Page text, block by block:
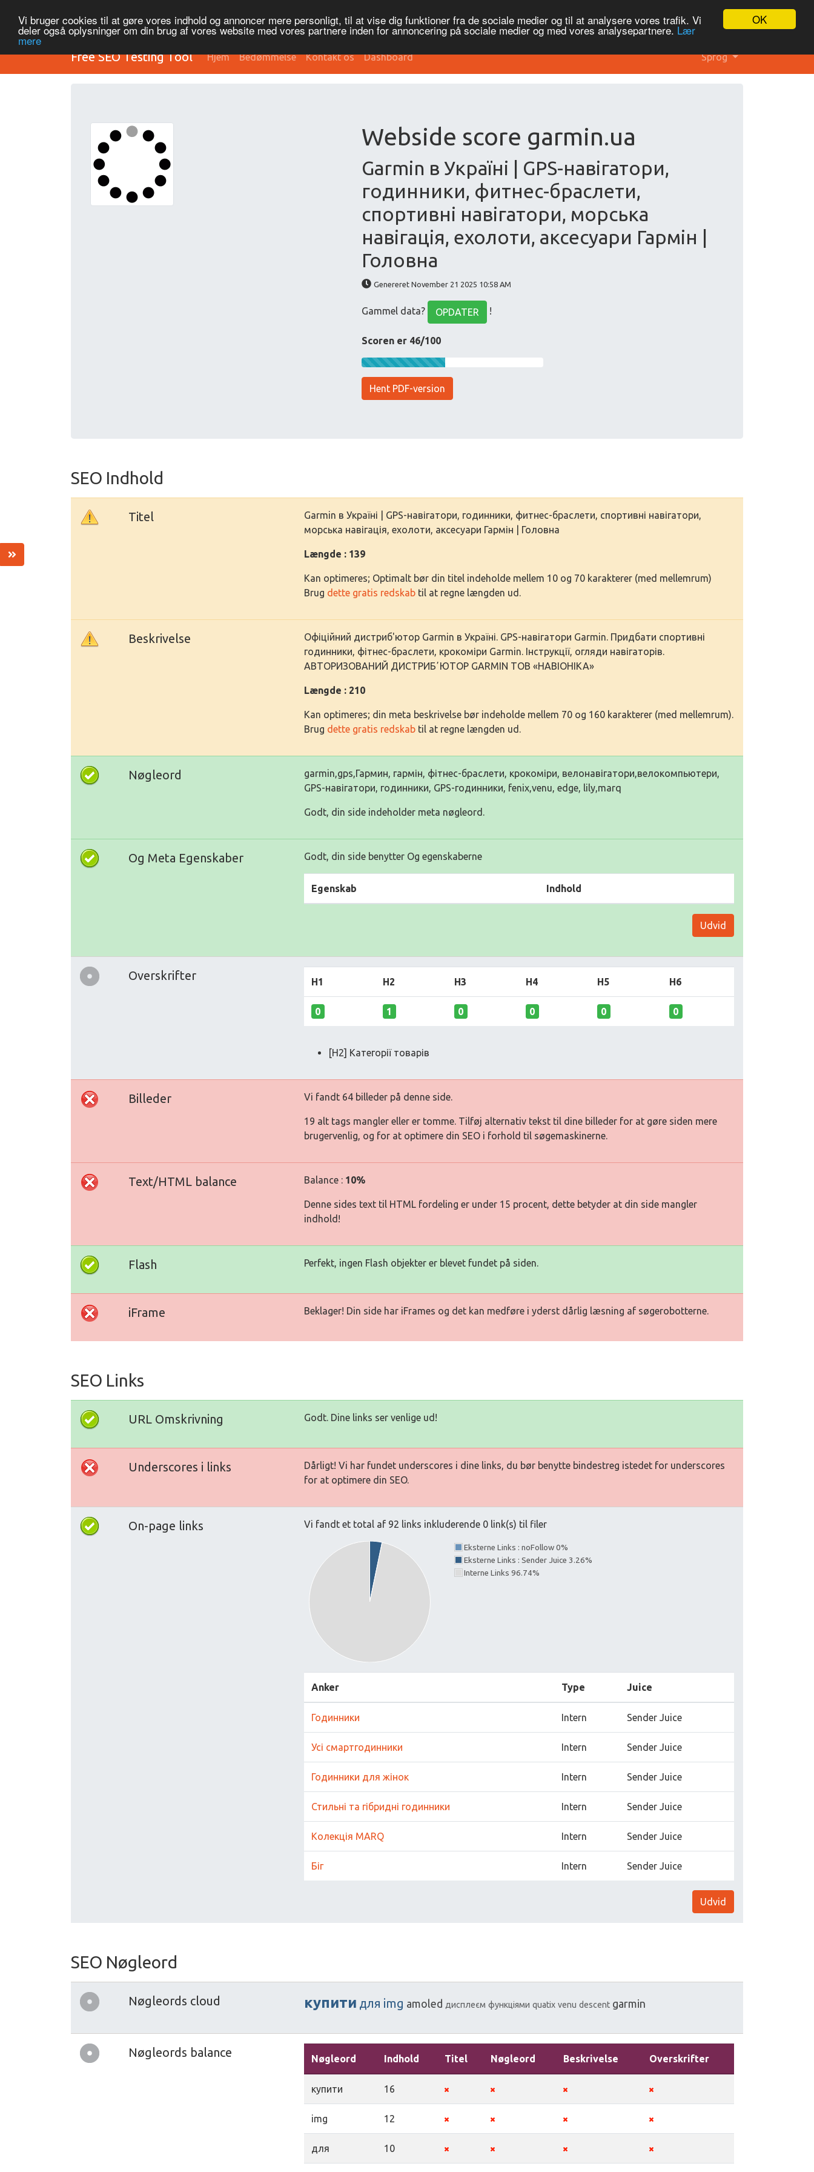
OK
Vi bruger cookies til at gøre vores indhold og annoncer mere personligt, til at vise dig funktioner fra de sociale medier og til at analysere vores trafik. Vi
deler også oplysninger om din brug af vores website med vores partnere inden for annoncering på sociale medier og med vores analysepartnere. Lær
mere
Free SEO Testing Tool Hjem Bedømmelse Kontakt os Dashboard Sprog
Webside score garmin.ua
Garmin в Україні | GPS-навігатори,
годинники, фитнес-браслети,
спортивні навігатори, морська
навігація, ехолоти, аксесуари Гармін |
Головна
Genereret November 21 2025 10:58 AM
Gammel data? OPDATER !
Scoren er 46/100
Hent PDF-version
SEO Indhold
Titel
Garmin в Україні | GPS-навігатори, годинники, фитнес-браслети, спортивні навігатори,
морська навігація, ехолоти, аксесуари Гармін | Головна
Længde : 139
Kan optimeres; Optimalt bør din titel indeholde mellem 10 og 70 karakterer (med mellemrum)
Brug dette gratis redskab til at regne længden ud.
Beskrivelse
Офіційний дистриб'ютор Garmin в Україні. GPS-навігатори Garmin. Придбати спортивні
годинники, фітнес-браслети, крокоміри Garmin. Інструкції, огляди навігаторів.
АВТОРИЗОВАНИЙ ДИСТРИБʼЮТОР GARMIN ТОВ «НАВІОНІКА»
Længde : 210
Kan optimeres; din meta beskrivelse bør indeholde mellem 70 og 160 karakterer (med mellemrum).
Brug dette gratis redskab til at regne længden ud.
Nøgleord
garmin,gps,Гармин, гармін, фітнес-браслети, крокоміри, велонавігатори,велокомпьютери,
GPS-навігатори, годинники, GPS-годинники, fenix,venu, edge, lily,marq
Godt, din side indeholder meta nøgleord.
Og Meta Egenskaber Godt, din side benytter Og egenskaberne
Egenskab Indhold
Udvid
Overskrifter H1 H2 H3 H4 H5 H6
0 1 0 0 0 0
[H2] Категорії товарів
Billeder Vi fandt 64 billeder på denne side.
19 alt tags mangler eller er tomme. Tilføj alternativ tekst til dine billeder for at gøre siden mere
brugervenlig, og for at optimere din SEO i forhold til søgemaskinerne.
Text/HTML balance Balance : 10%
Denne sides text til HTML fordeling er under 15 procent, dette betyder at din side mangler
indhold!
Flash Perfekt, ingen Flash objekter er blevet fundet på siden.
iFrame Beklager! Din side har iFrames og det kan medføre i yderst dårlig læsning af søgerobotterne.
SEO Links
URL Omskrivning Godt. Dine links ser venlige ud!
Underscores i links
Dårligt! Vi har fundet underscores i dine links, du bør benytte bindestreg istedet for underscores
for at optimere din SEO.
On-page links Vi fandt et total af 92 links inkluderende 0 link(s) til filer
Eksterne Links : noFollow 0%
Eksterne Links : Sender Juice 3.26%
Interne Links 96.74%
Anker Type Juice
Годинники Intern Sender Juice
Усі смартгодинники Intern Sender Juice
Годинники для жінок Intern Sender Juice
Стильні та гібридні годинники Intern Sender Juice
Колекція MARQ Intern Sender Juice
Біг Intern Sender Juice
Udvid
SEO Nøgleord
Nøgleords cloud купити для img amoled дисплеєм функціями quatix venu descent garmin
Nøgleords balance Nøgleord Indhold Titel Nøgleord Beskrivelse Overskrifter
купити 16
img 12
для 10